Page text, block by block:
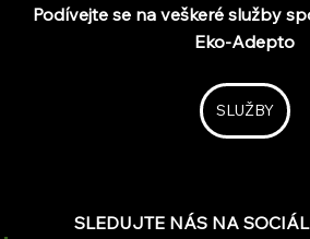
Podívejte se na veškeré služby
Eko-Adepto
SLUŽBY
SLEDUJTE NÁS NA